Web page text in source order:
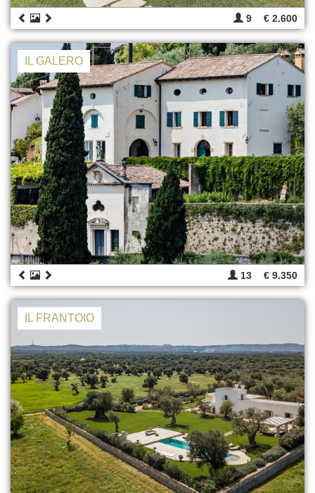
9 € 2.600
IL GALERO
13 € 9.350
IL FRANTOIO